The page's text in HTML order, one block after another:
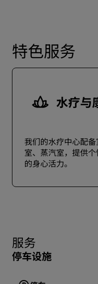
特色服务
水疗与
我们的水疗中心配
室、蒸汽室，提供
的身心活力。
服务
停车设施